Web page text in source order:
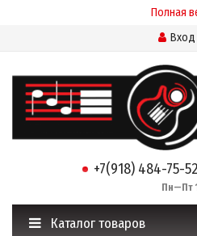
Полная
Вход
+7(918) 484-75-52
Пн—Пт
Каталог товаров